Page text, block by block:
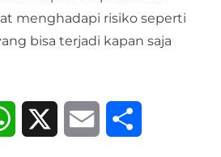
menghadapi risiko seperti
bisa terjadi kapan saja
WhatsApp Email